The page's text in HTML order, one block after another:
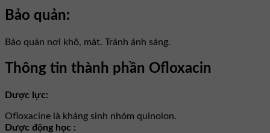
Bảo quản:
Bảo quản nơi khô, mát. Tránh ánh sáng.
Thông tin thành phần Ofloxacin
Dược lực:
Ofloxacine là kháng sinh nhóm quinolon.
Dược động học :